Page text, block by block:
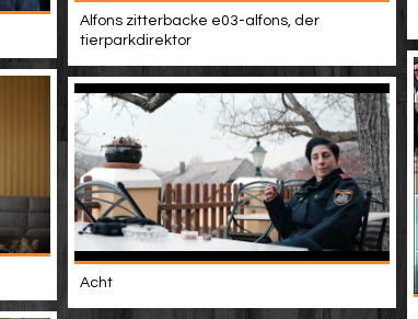
Alfons zitterbacke e03-alfons, der
tierparkdirektor
Acht